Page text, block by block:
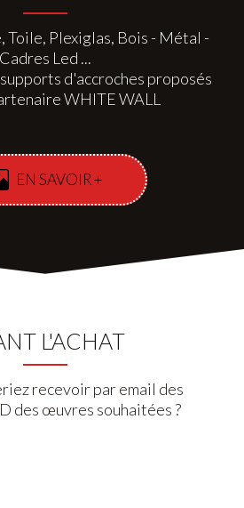
Toile, Plexiglas, Bois - Métal -
Cadres Led ...
d'accroches proposés
WHITE WALL
EN SAVOIR +
L'ACHAT
recevoir par email des
des œuvres souhaitées ?